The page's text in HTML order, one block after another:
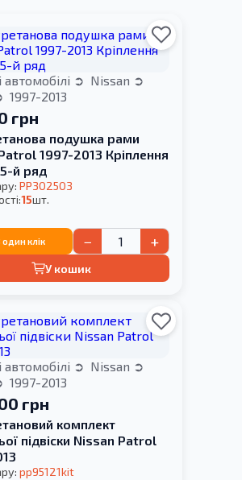
Nissan
1997-2013
грн
подушка рами
1997-2013 Кріплення
й ряд
PP302503
15шт.
один клік − +
У кошик
Nissan
1997-2013
грн
комплект
підвіски Nissan Patrol
pp95121kit